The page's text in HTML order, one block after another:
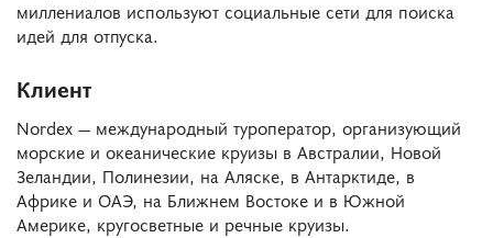
миллениалов используют социальные сети для поиска
идей для отпуска.
Клиент
Nordex — международный туроператор, организующий
морские и океанические круизы в Австралии, Новой
Зеландии, Полинезии, на Аляске, в Антарктиде, в
Африке и ОАЭ, на Ближнем Востоке и в Южной
Америке, кругосветные и речные круизы.